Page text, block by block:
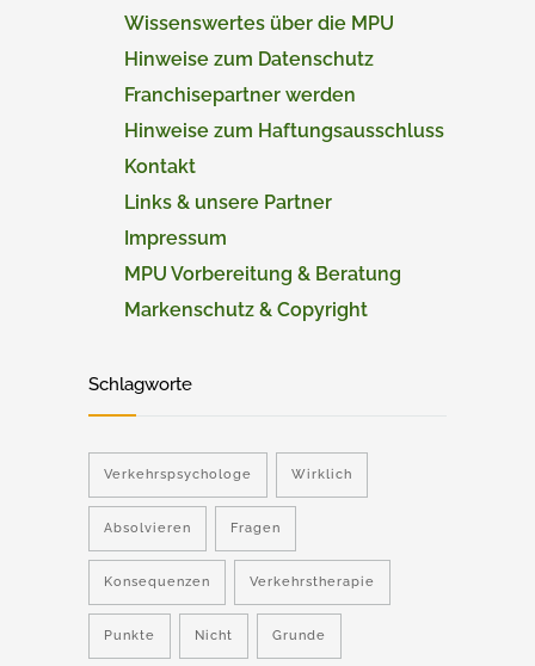
Wissenswertes über die MPU
Hinweise zum Datenschutz
Franchisepartner werden
Hinweise zum Haftungsausschluss
Kontakt
Links & unsere Partner
Impressum
MPU Vorbereitung & Beratung
Markenschutz & Copyright
Schlagworte
Verkehrspsychologe Wirklich
Absolvieren Fragen
Konsequenzen Verkehrstherapie
Punkte Nicht Grunde